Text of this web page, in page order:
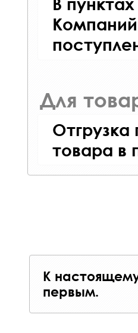
Для
Отгрузка
товара в
К
первым.